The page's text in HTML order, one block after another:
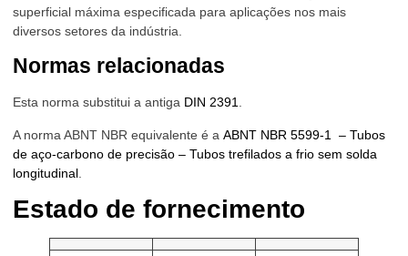
superficial máxima especificada para aplicações nos mais
diversos setores da indústria.
Normas relacionadas
Esta norma substitui a antiga DIN 2391
A norma ABNT NBR equivalente é a ABNT NBR 5599-1 – Tubos
de aço-carbono de precisão – Tubos trefilados a frio sem solda
longitudinal
Estado de fornecimento